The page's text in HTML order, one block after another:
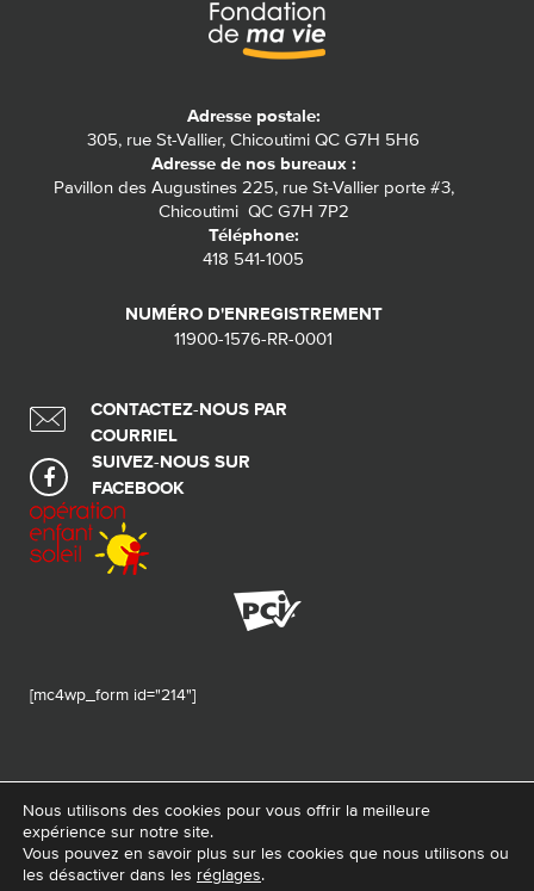
Adresse postale:
305, rue St-Vallier, Chicoutimi QC G7H 5H6
Adresse de nos bureaux :
Pavillon des Augustines 225, rue St-Vallier porte #3,
Chicoutimi QC G7H 7P2
Téléphone:
418 541-1005
NUMÉRO D'ENREGISTREMENT
11900-1576-RR-0001
CONTACTEZ-NOUS PAR
COURRIEL
SUIVEZ-NOUS SUR
FACEBOOK
[mc4wp_form id="214"]
© 2026 Tous droits réservés - Fondation de ma vie – Pour la santé de la
Nous utilisons des cookies pour vous offrir la meilleure
expérience sur notre site.
Vous pouvez en savoir plus sur les cookies que nous utilisons ou
les désactiver dans les réglages.